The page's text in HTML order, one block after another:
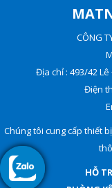
CÔNG
Địa chỉ : 493/42
Điện
Chúng tôi cung cấp thiết
HỖ